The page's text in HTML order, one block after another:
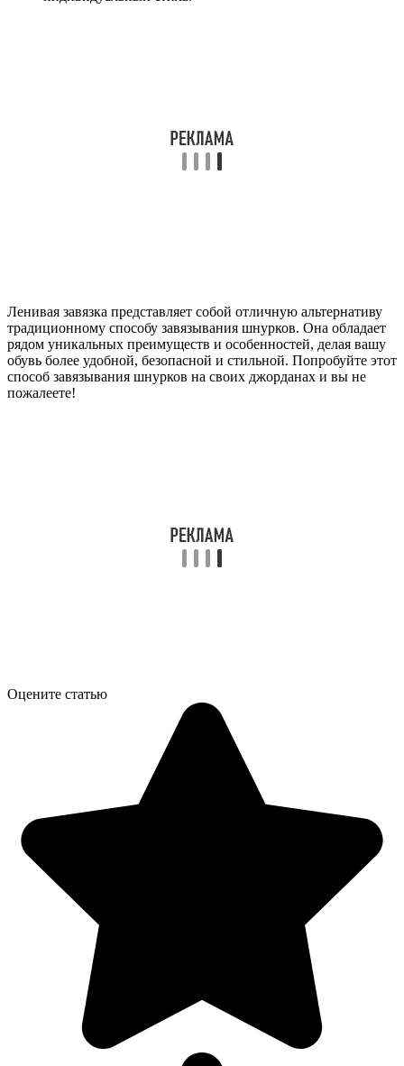
Ленивая завязка представляет собой отличную альтернативу
традиционному способу завязывания шнурков. Она обладает
рядом уникальных преимуществ и особенностей, делая вашу
обувь более удобной, безопасной и стильной. Попробуйте этот
способ завязывания шнурков на своих джорданах и вы не
пожалеете!
Оцените статью